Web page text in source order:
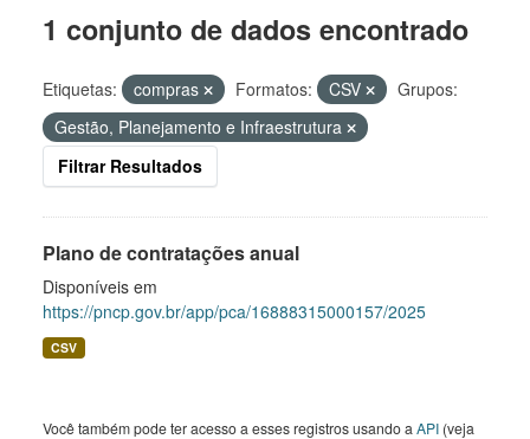
1 conjunto de dados encontrado
Etiquetas: compras Formatos: CSV
Grupos:
Gestão, Planejamento e Infraestrutura
Filtrar Resultados
Plano de contratações anual
Disponíveis em
https://pncp.gov.br/app/pca/16888315000157/2025
CSV
Você também pode ter acesso a esses registros usando a API (veja